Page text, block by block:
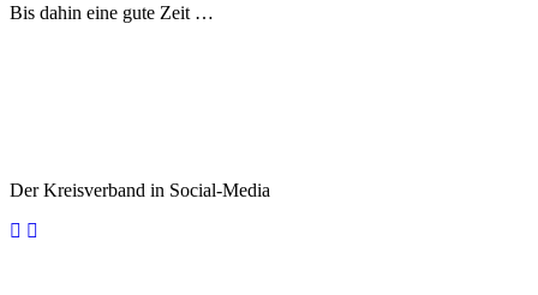
Bis dahin eine gute Zeit …
Der Kreisverband in Social-Media